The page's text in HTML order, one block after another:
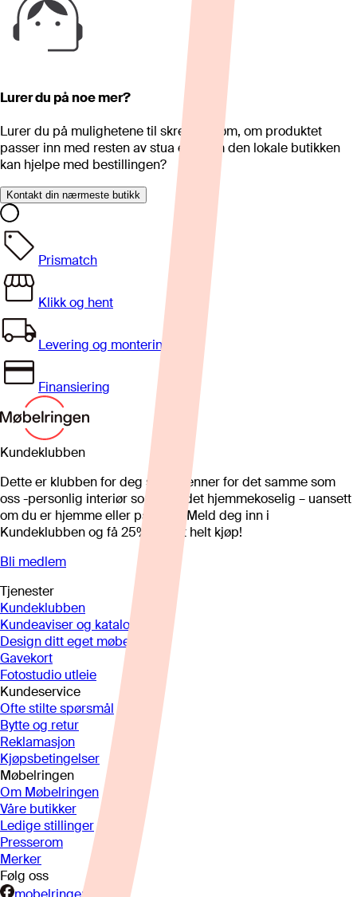
Lurer du på noe mer?
Lurer du på mulighetene til skreddersøm, om produktet
passer inn med resten av stua eller om den lokale butikken
kan hjelpe med bestillingen?
Kontakt din nærmeste butikk
Prismatch
Klikk og hent
Levering og montering
Finansiering
Kundeklubben
Dette er klubben for deg som brenner for det samme som
oss -personlig interiør som gjør det hjemmekoselig – uansett
om du er hjemme eller på hytta. Meld deg inn i
Kundeklubben og få 25%* på et helt kjøp!
Bli medlem
Tjenester
Kundeklubben
Kundeaviser og kataloger
Design ditt eget møbel
Gavekort
Fotostudio utleie
Kundeservice
Ofte stilte spørsmål
Bytte og retur
Reklamasjon
Kjøpsbetingelser
Møbelringen
Om Møbelringen
Våre butikker
Ledige stillinger
Presserom
Merker
Følg oss